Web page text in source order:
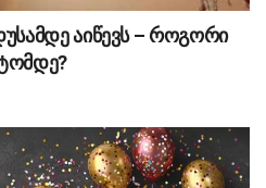
აიწევს – როგორი